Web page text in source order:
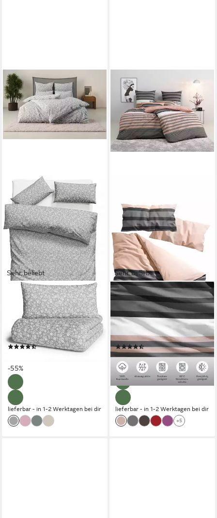
Sehr beliebt
OTTO HOME
Bettwäsche Mariby, Renforcé,
2 teilig, mit feinem Blümchen
Design, skandinavisch,
romantische Bettwäsche
(307)
-55%
lieferbar - in 1-2 Werktagen bei dir
Sehr beliebt
OTTO HOME
Bettwäsche Majoran, Linon, 2
teilig, gestreifte Bettwäsche in
4 Qualitäten, Marke H.I.S by
OTTO home
(13880)
ab 16,99 € UVP35,99 €
-53%
lieferbar - in 1-2 Werktagen bei dir
+5